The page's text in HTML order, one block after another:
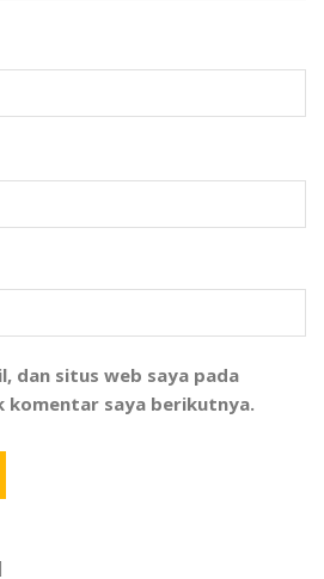
dan situs web saya pada
komentar saya berikutnya.